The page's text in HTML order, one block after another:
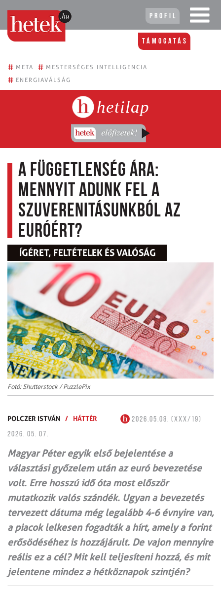
Profil
Támogatás
# META # MESTERSÉGES INTELLIGENCIA
# ENERGIAVÁLSÁG
hetilap
A függetlenség ára:
Mennyit adunk fel a
szuverenitásunkból az
euróért?
ÍGÉRET, FELTÉTELEK ÉS VALÓSÁG
Fotó: Shutterstock / PuzzlePix
POLCZER ISTVÁN / HÁTTÉR
2026.05.08. (XXX/19)
2026. 05. 07.
Magyar Péter egyik első bejelentése a
választási győzelem után az euró bevezetése
volt. Erre hosszú idő óta most először
mutatkozik valós szándék. Ugyan a bevezetés
tervezett dátuma még legalább 4-6 évnyire van,
a piacok lelkesen fogadták a hírt, amely a forint
erősödéséhez is hozzájárult. De vajon mennyire
reális ez a cél? Mit kell teljesíteni hozzá, és mit
jelentene mindez a hétköznapok szintjén?